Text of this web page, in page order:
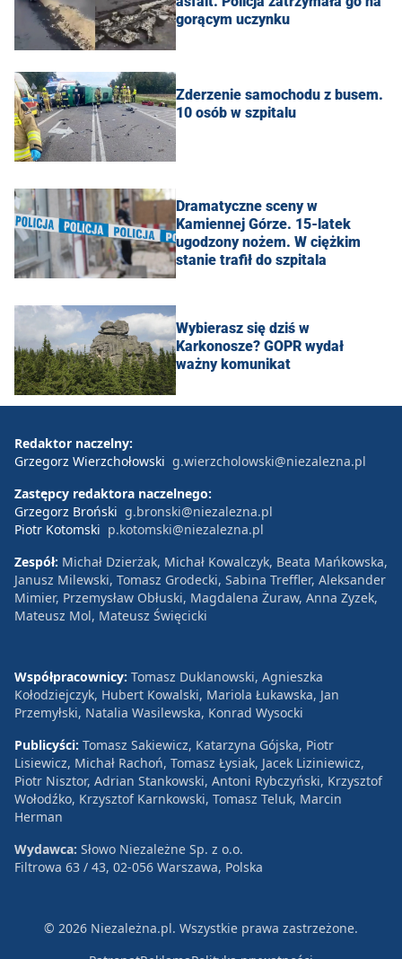
gorącym uczynku
Zderzenie samochodu z busem.
10 osób w szpitalu
Dramatyczne sceny w
Kamiennej Górze. 15-latek
ugodzony nożem. W ciężkim
stanie trafił do szpitala
Wybierasz się dziś w
Karkonosze? GOPR wydał
ważny komunikat
Redaktor naczelny:
Grzegorz Wierzchołowski g.wierzcholowski@niezalezna.pl
Zastępcy redaktora naczelnego:
Grzegorz Broński g.bronski@niezalezna.pl
Piotr Kotomski p.kotomski@niezalezna.pl
Zespół: Michał Dzierżak, Michał Kowalczyk, Beata Mańkowska,
Janusz Milewski, Tomasz Grodecki, Sabina Treffler, Aleksander
Mimier, Przemysław Obłuski, Magdalena Żuraw, Anna Zyzek,
Mateusz Mol, Mateusz Święcicki
Współpracownicy: Tomasz Duklanowski, Agnieszka
Kołodziejczyk, Hubert Kowalski, Mariola Łukawska, Jan
Przemyłski, Natalia Wasilewska, Konrad Wysocki
Publicyści: Tomasz Sakiewicz, Katarzyna Gójska, Piotr
Lisiewicz, Michał Rachoń, Tomasz Łysiak, Jacek Liziniewicz,
Piotr Nisztor, Adrian Stankowski, Antoni Rybczyński, Krzysztof
Wołodźko, Krzysztof Karnkowski, Tomasz Teluk, Marcin
Herman
Wydawca: Słowo Niezależne Sp. z o.o.
Filtrowa 63 / 43, 02-056 Warszawa, Polska
© 2026 Niezależna.pl. Wszystkie prawa zastrzeżone.